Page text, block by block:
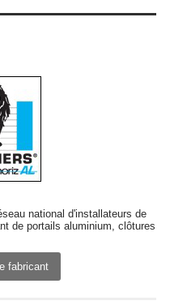
national d'installateurs de
de portails aluminium, clôtures
fabricant